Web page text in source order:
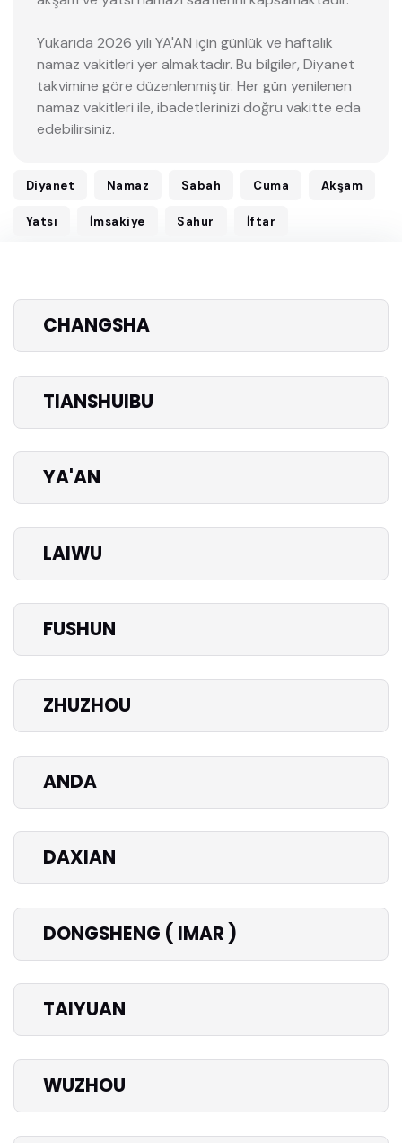
Yukarıda 2026 yılı YA'AN için günlük ve haftalık
namaz vakitleri yer almaktadır. Bu bilgiler, Diyanet
takvimine göre düzenlenmiştir. Her gün yenilenen
namaz vakitleri ile, ibadetlerinizi doğru vakitte eda
edebilirsiniz.
Diyanet Namaz Sabah Cuma Akşam
Yatsı İmsakiye Sahur İftar
CHANGSHA
TIANSHUIBU
YA'AN
LAIWU
FUSHUN
ZHUZHOU
ANDA
DAXIAN
DONGSHENG ( IMAR )
TAIYUAN
WUZHOU